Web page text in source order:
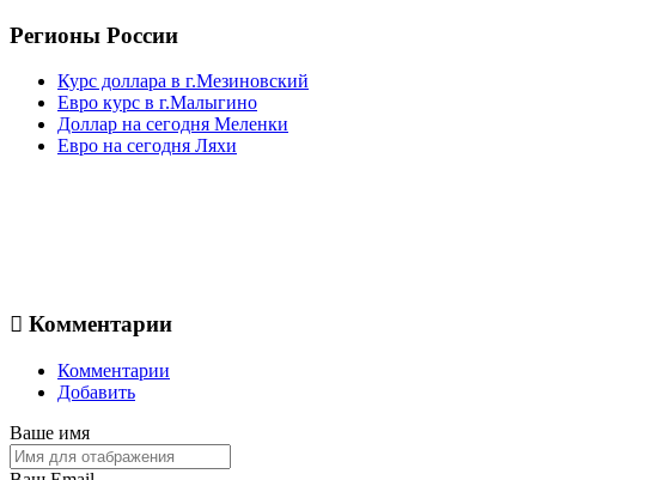
Регионы России
Курс доллара в г.Мезиновский
Евро курс в г.Малыгино
Доллар на сегодня Меленки
Евро на сегодня Ляхи
Комментарии
Комментарии
Добавить
Ваше имя